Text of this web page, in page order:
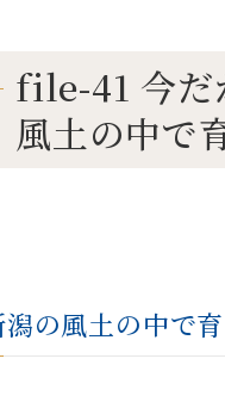
file-41 今だ
風土の中で
の風土の中で